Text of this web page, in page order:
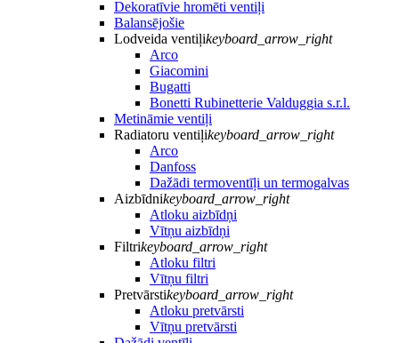
Dekoratīvie hromēti ventiļi
Balansējošie
Lodveida ventiļikeyboard_arrow_right
Arco
Giacomini
Bugatti
Bonetti Rubinetterie Valduggia s.r.l.
Metināmie ventiļi
Radiatoru ventiļikeyboard_arrow_right
Arco
Danfoss
Dažādi termoventīļi un termogalvas
Aizbīdnikeyboard_arrow_right
Atloku aizbīdņi
Vītņu aizbīdņi
Filtrikeyboard_arrow_right
Atloku filtri
Vītņu filtri
Pretvārstikeyboard_arrow_right
Atloku pretvārsti
Vītņu pretvārsti